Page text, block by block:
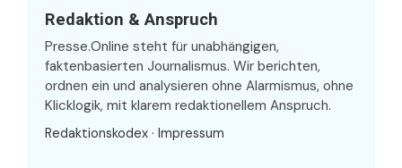
Redaktion & Anspruch
Presse.Online steht für unabhängigen,
faktenbasierten Journalismus. Wir berichten,
ordnen ein und analysieren ohne Alarmismus, ohne
Klicklogik, mit klarem redaktionellem Anspruch.
Redaktionskodex · Impressum